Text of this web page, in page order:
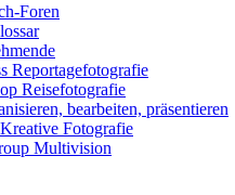
Foren
Reportagefotografie
Reisefotografie
bearbeiten, präsentieren
Fotografie
Multivision